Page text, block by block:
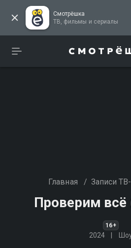
Смотрёшка
ТВ, фильмы и сериалы
Главная / Записи
Проверим всё
16+
2024